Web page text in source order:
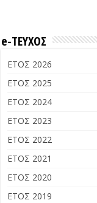
e-ΤΕΥΧΟΣ
ΕΤΟΣ 2026
ΕΤΟΣ 2025
ΕΤΟΣ 2024
ΕΤΟΣ 2023
ΕΤΟΣ 2022
ΕΤΟΣ 2021
ΕΤΟΣ 2020
ΕΤΟΣ 2019